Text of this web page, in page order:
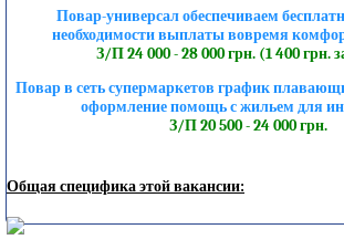
Повар-универсал обеспечиваем
необходимости выплаты вовремя
З/П 24 000 - 28 000 грн. (1 400 грн.
Повар в сеть супермаркетов график
оформление помощь с жильем для
З/П 20 500 - 24 000 грн.
Общая специфика этой вакансии: